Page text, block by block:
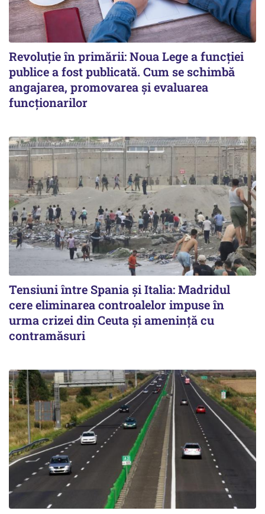
Revoluție în primării: Noua Lege a funcției
publice a fost publicată. Cum se schimbă
angajarea, promovarea și evaluarea
funcționarilor
Tensiuni între Spania și Italia: Madridul
cere eliminarea controalelor impuse în
urma crizei din Ceuta și amenință cu
contramăsuri